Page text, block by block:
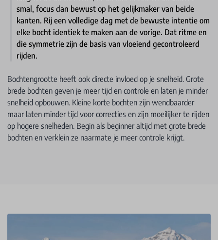
smal, focus dan bewust op het gelijkmaker van beide
kanten. Rij een volledige dag met de bewuste intentie om
elke bocht identiek te maken aan de vorige. Dat ritme en
die symmetrie zijn de basis van vloeiend gecontroleerd
rijden.
Bochtengrootte heeft ook directe invloed op je snelheid. Grote
brede bochten geven je meer tijd en controle en laten je minder
snelheid opbouwen. Kleine korte bochten zijn wendbaarder
maar laten minder tijd voor correcties en zijn moeilijker te rijden
op hogere snelheden. Begin als beginner altijd met grote brede
bochten en verklein ze naarmate je meer controle krijgt.